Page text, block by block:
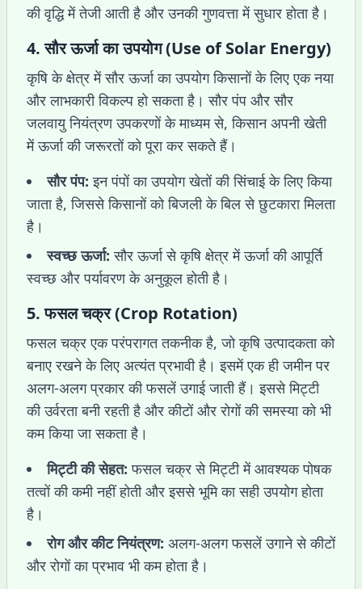
की वृद्धि में तेजी आती है और उनकी गुणवत्ता में सुधार होता है।
4.सौर ऊर्जा का उपयोग (Use of Solar Energy)
कृषि के क्षेत्र में सौर ऊर्जा का उपयोग किसानों के लिए एक नया
और लाभकारी विकल्प हो सकता है। सौर पंप और सौर
जलवायु नियंत्रण उपकरणों के माध्यम से, किसान अपनी खेती
में ऊर्जा की जरूरतों को पूरा कर सकते हैं।
सौर पंप: इन पंपों का उपयोग खेतों की सिंचाई के लिए किया
जाता है, जिससे किसानों को बिजली के बिल से छुटकारा मिलता
है।
स्वच्छ ऊर्जा: सौर ऊर्जा से कृषि क्षेत्र में ऊर्जा की आपूर्ति
स्वच्छ और पर्यावरण के अनुकूल होती है।
5.फसल चक्र (Crop Rotation)
फसल चक्र एक परंपरागत तकनीक है, जो कृषि उत्पादकता को
बनाए रखने के लिए अत्यंत प्रभावी है। इसमें एक ही जमीन पर
अलग-अलग प्रकार की फसलें उगाई जाती हैं। इससे मिट्टी
की उर्वरता बनी रहती है और कीटों और रोगों की समस्या को भी
कम किया जा सकता है।
मिट्टी की सेहत: फसल चक्र से मिट्टी में आवश्यक पोषक
तत्वों की कमी नहीं होती और इससे भूमि का सही उपयोग होता
है।
रोग और कीट नियंत्रण: अलग-अलग फसलें उगाने से कीटों
और रोगों का प्रभाव भी कम होता है।